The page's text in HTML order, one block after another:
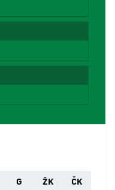
G ŽK ČK